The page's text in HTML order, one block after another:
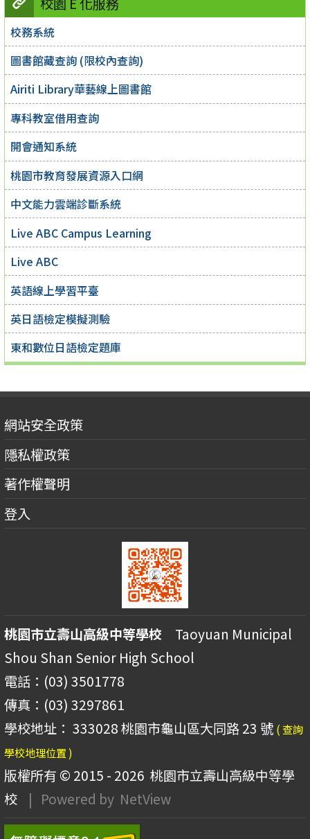
校務系統
圖書館藏查詢 (限校內查詢)
Airiti Library華藝線上圖書館
專科教室借用查詢
開會通知系統
桃園市教育發展資源入口網
中文能力雲端診斷系統
Live ABC Campus Learning
Live ABC
英語線上學習平臺
英日語檢定模擬測驗
東和數位日語檢定題庫
網站安全政策
隱私權政策
著作權聲明
登入
桃園市立壽山高級中等學校 Taoyuan Municipal
Shou Shan Senior High School
電話：(03) 3501778
傳真：(03) 3297861
學校地址： 333028 桃園市龜山區大同路 23 號 ( 查詢
學校地理位置 )
版權所有 © 2015 - 2026 桃園市立壽山高級中等學
校
| Powered by NetView